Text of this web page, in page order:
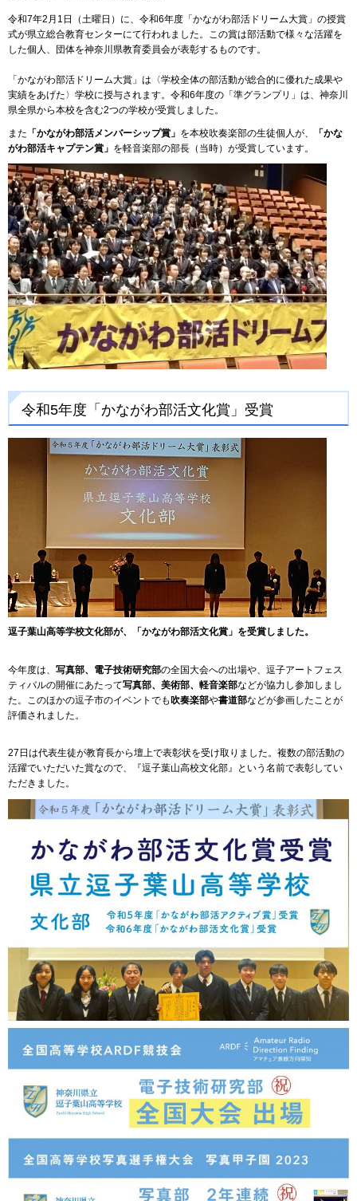
令和7年2月1日（土曜日）に、令和6年度「かながわ部活ドリーム大賞」の授賞
式が県立総合教育センターにて行われました。この賞は部活動で様々な活躍を
した個人、団体を神奈川県教育委員会が表彰するものです。
「かながわ部活ドリーム大賞」は〈学校全体の部活動が総合的に優れた成果や
実績をあげた〉学校に授与されます。令和6年度の「準グランプリ」は、神奈川
県全県から本校を含む2つの学校が受賞しました。
また 「かながわ部活メンバーシップ賞」 を本校吹奏楽部の生徒個人が、
「かな
がわ部活キャプテン賞」 を軽音楽部の部長（当時）が受賞しています。
令和5年度「かながわ部活文化賞」受賞
逗子葉山高等学校文化部が、「かながわ部活文化賞」を受賞しました。
今年度は、 写真部、電子技術研究部の全国大会への出場や、逗子アートフェス
ティバルの開催にあたって写真部、美術部、軽音楽部などが協力し参加しまし
た。このほかの逗子市のイベントでも吹奏楽部や書道部などが参画したことが
評価されました。
27日は代表生徒が教育長から壇上で表彰状を受け取りました。複数の部活動の
活躍でいただいた賞なので、『逗子葉山高校文化部』という名前で表彰してい
ただきました。